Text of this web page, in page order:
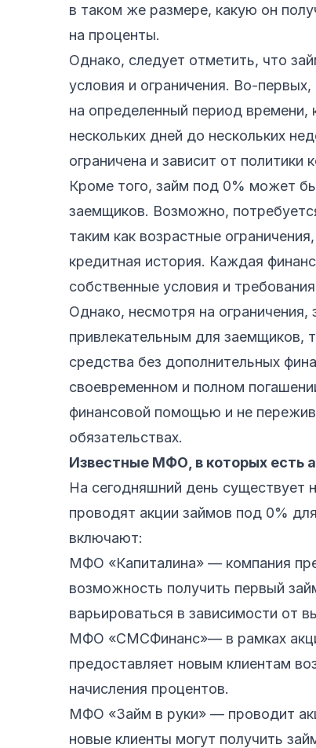
в таком же размере, какую он
на проценты.
Однако, следует отметить, что
условия и ограничения. Во-
на определенный период
нескольких дней до нескольких
ограничена и зависит от
Кроме того, займ под 0% может
заемщиков. Возможно,
таким как возрастные
кредитная история. Каждая
собственные условия и
Однако, несмотря на
привлекательным для заемщиков,
средства без дополнительных
своевременном и полном
финансовой помощью и не
обязательствах.
Известные МФО, в которых есть
На сегодняшний день существует
проводят акции займов под 0%
включают:
МФО «Капиталина» — компания
возможность получить первый
варьироваться в зависимости от
МФО «СМСФинанс»— в рамках
предоставляет новым клиентам
начисления процентов.
МФО «Займ в руки» — проводит
новые клиенты могут получить